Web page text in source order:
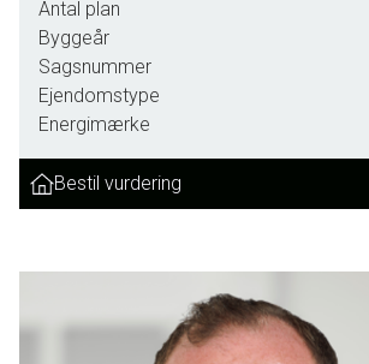
Antal plan
Byggeår
Sagsnummer
Ejendomstype
Energimærke
Bestil vurdering